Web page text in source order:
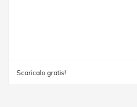
Scaricalo gratis!